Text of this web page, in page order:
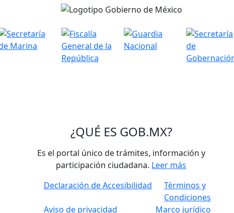
¿QUÉ ES GOB.MX?
Es el portal único de trámites, información y
participación ciudadana. Leer más
Declaración de Accesibilidad
Términos y
Condiciones
Aviso de privacidad
Marco jurídico